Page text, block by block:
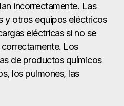
pueden causar una
por quemaduras.